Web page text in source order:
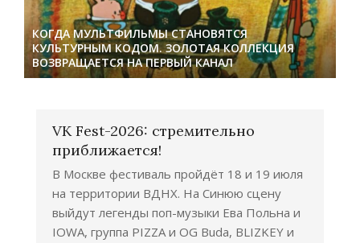
КОГДА МУЛЬТФИЛЬМЫ СТАНОВЯТСЯ
КУЛЬТУРНЫМ КОДОМ. ЗОЛОТАЯ КОЛЛЕКЦИЯ
ВОЗВРАЩАЕТСЯ НА ПЕРВЫЙ КАНАЛ
VK Fest-2026: стремительно
приближается!
В Москве фестиваль пройдёт 18 и 19 июля
на территории ВДНХ. На Синюю сцену
выйдут легенды поп-музыки Ева Польна и
IOWA, группа PIZZA и OG Buda, BLIZKEY и